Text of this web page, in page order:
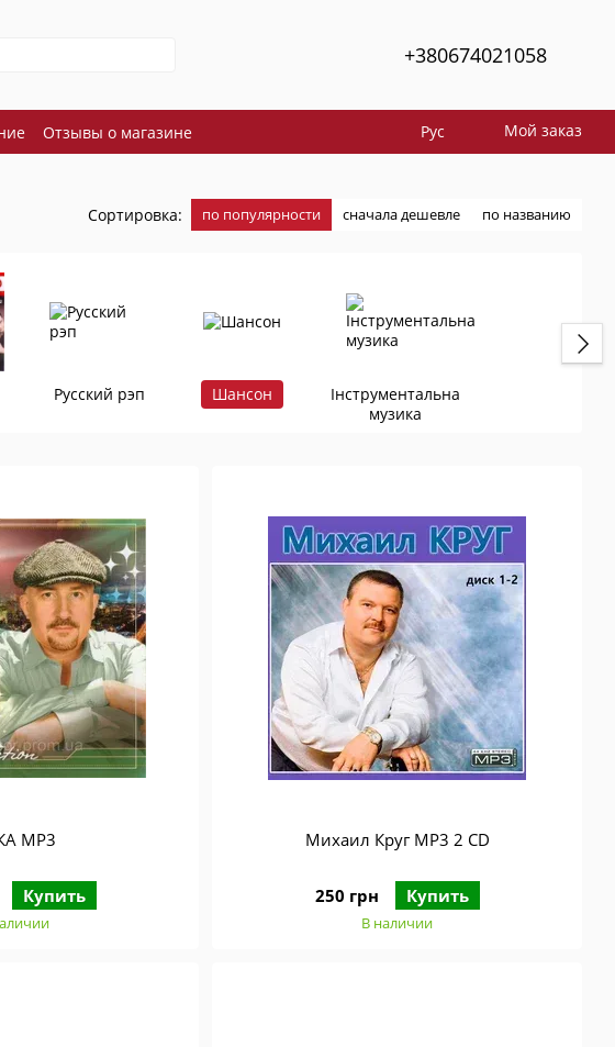
+380674021058
Отзывы о магазине Рус Мой заказ
Сортировка: по популярности сначала дешевле по названию
Русский рэп Шансон
Інструментальна
музика
MP3
Купить
Михаил Круг MP3 2 CD
250 грн Купить
В наличии